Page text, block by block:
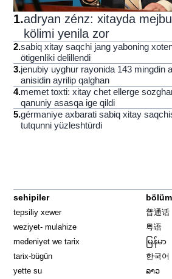
1.adryan zénz: xitayda
kölimi yenila zor
2.sabiq xitay saqchi jang yaboning
ötigenliki delillendi
3.jenubiy uyghur rayonida 143 mingdin
anisidin ayrilip qalghan
4.memet toxti: xitay chet ellerge
qanuniy asasqa ige qildi
5.gérmaniye axbarati sabiq xitay
tutqunni yüzleshtürdi
sehipiler
tepsiliy xewer
weziyet- mulahize
medeniyet we tarix
tarix-bügün
yette su
普通话
粤语
မြန်မာ
한국어
ລາວ